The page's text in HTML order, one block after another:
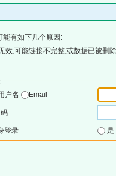
能有如下几个原因:
效,可能链接不完整,或数据已被删
户名
Email
登录